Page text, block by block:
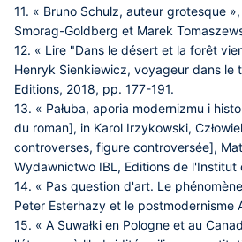
11. « Bruno Schulz, auteur grotesque
Smorag-Goldberg et Marek
12. « Lire "Dans le désert et la forêt
Henryk Sienkiewicz, voyageur dans le
Editions, 2018, pp. 177-191.
13. « Pałuba, aporia modernizmu i
du roman], in Karol Irzykowski,
controverses, figure controversée],
Wydawnictwo IBL, Editions de
14. « Pas question d'art. Le
Peter Esterhazy et le
15. « A Suwałki en Pologne et au